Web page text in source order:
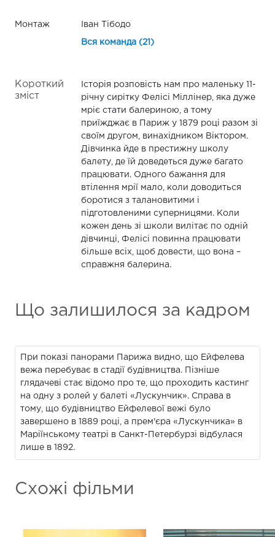
Монтаж Іван Тібодо
Вся команда (21)
Короткий
зміст
Історія розповість нам про маленьку 11-
річну сирітку Фелісі Міллінер, яка дуже
мріє стати балериною, а тому
приїжджає в Париж у 1879 році разом зі
своїм другом, винахідником Віктором.
Дівчинка йде в престижну школу
балету, де їй доведеться дуже багато
працювати. Одного бажання для
втілення мрії мало, коли доводиться
боротися з талановитими і
підготовленими суперницями. Коли
кожен день зі школи вилітає по одній
дівчинці, Фелісі повинна працювати
більше всіх, щоб довести, що вона –
справжня балерина.
Що залишилося за кадром
При показі панорами Парижа видно, що Ейфелева
вежа перебуває в стадії будівництва. Пізніше
глядачеві стає відомо про те, що проходить кастинг
на одну з ролей у балеті «Лускунчик». Справа в
тому, що будівництво Ейфелевої вежі було
завершено в 1889 році, а прем'єра «Лускунчика» в
Маріїнському театрі в Санкт-Петербурзі відбулася
лише в 1892.
Схожі фільми